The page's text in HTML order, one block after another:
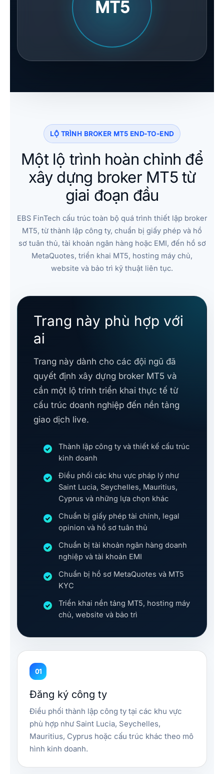
MT5
LỘ TRÌNH BROKER MT5 END-TO-END
Một lộ trình hoàn chỉnh để
xây dựng broker MT5 từ
giai đoạn đầu
EBS FinTech cấu trúc toàn bộ quá trình thiết lập broker
MT5, từ thành lập công ty, chuẩn bị giấy phép và hồ
sơ tuân thủ, tài khoản ngân hàng hoặc EMI, đến hồ sơ
MetaQuotes, triển khai MT5, hosting máy chủ,
website và bảo trì kỹ thuật liên tục.
Trang này phù hợp với
ai
Trang này dành cho các đội ngũ đã
quyết định xây dựng broker MT5 và
cần một lộ trình triển khai thực tế từ
cấu trúc doanh nghiệp đến nền tảng
giao dịch live.
Thành lập công ty và thiết kế cấu trúc
kinh doanh
Điều phối các khu vực pháp lý như
Saint Lucia, Seychelles, Mauritius,
Cyprus và những lựa chọn khác
Chuẩn bị giấy phép tài chính, legal
opinion và hồ sơ tuân thủ
Chuẩn bị tài khoản ngân hàng doanh
nghiệp và tài khoản EMI
Chuẩn bị hồ sơ MetaQuotes và MT5
KYC
Triển khai nền tảng MT5, hosting máy
chủ, website và bảo trì
01
Đăng ký công ty
Điều phối thành lập công ty tại các khu vực
phù hợp như Saint Lucia, Seychelles,
Mauritius, Cyprus hoặc cấu trúc khác theo mô
hình kinh doanh.